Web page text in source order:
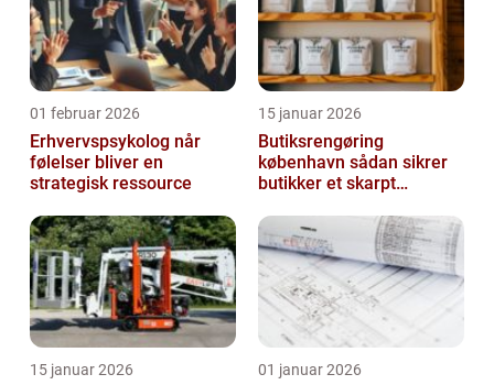
01 februar 2026
Erhvervspsykolog når
følelser bliver en
strategisk ressource
15 januar 2026
Butiksrengøring
københavn sådan sikrer
butikker et skarpt
15 januar 2026 01 januar 2026